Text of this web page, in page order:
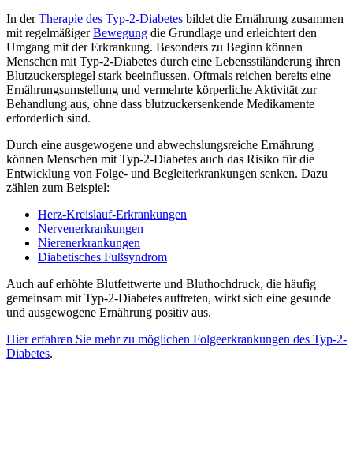
In derTherapie des Typ-2-Diabetes bildet die Ernährung zusammen
mit regelmäßigerBewegung die Grundlage und erleichtert den
Umgang mit der Erkrankung. Besonders zu Beginn können
Menschen mit Typ-2-Diabetes durch eine Lebensstiländerung ihren
Blutzuckerspiegel stark beeinflussen. Oftmals reichen bereits eine
Ernährungsumstellung und vermehrte körperliche Aktivität zur
Behandlung aus, ohne dass blutzuckersenkende Medikamente
erforderlich sind.
Durch eine ausgewogene und abwechslungsreiche Ernährung
können Menschen mit Typ-2-Diabetes auch das Risiko für die
Entwicklung von Folge- und Begleiterkrankungen senken. Dazu
zählen zum Beispiel:
Herz-Kreislauf-Erkrankungen
Nervenerkrankungen
Nierenerkrankungen
Diabetisches Fußsyndrom
Auch auf erhöhte Blutfettwerte und Bluthochdruck, die häufig
gemeinsam mit Typ-2-Diabetes auftreten, wirkt sich eine gesunde
und ausgewogene Ernährung positiv aus.
Hier erfahren Sie mehr zu möglichen Folgeerkrankungen des Typ-2-
Diabetes.